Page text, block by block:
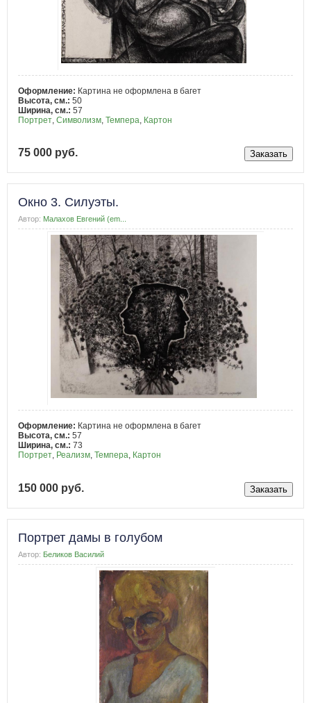
Оформление: Картина не оформлена в багет
Высота, см.: 50
Ширина, см.: 57
Портрет, Символизм, Темпера, Картон
75 000 руб.
Окно 3. Силуэты.
Автор: Малахов Евгений (em...
Оформление: Картина не оформлена в багет
Высота, см.: 57
Ширина, см.: 73
Портрет, Реализм, Темпера, Картон
150 000 руб.
Портрет дамы в голубом
Автор: Беликов Василий